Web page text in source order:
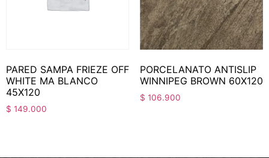
PARED SAMPA FRIEZE OFF
WHITE MA BLANCO
45X120
$ 149.000
PORCELANATO ANTISLIP
WINNIPEG BROWN 60X120
$ 106.900